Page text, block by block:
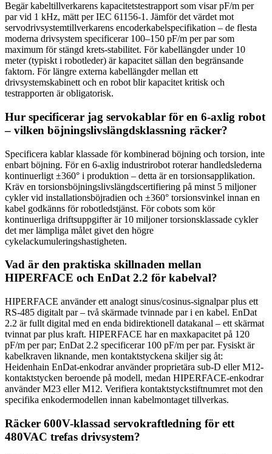
Begär kabeltillverkarens kapacitetstestrapport som visar pF/m per
par vid 1 kHz, mätt per IEC 61156-1. Jämför det värdet mot
servodrivsystemtillverkarens encoderkabelspecifikation – de flesta
moderna drivsystem specificerar 100–150 pF/m per par som
maximum för stängd krets-stabilitet. För kabellängder under 10
meter (typiskt i robotleder) är kapacitet sällan den begränsande
faktorn. För längre externa kabellängder mellan ett
drivsystemskabinett och en robot blir kapacitet kritisk och
testrapporten är obligatorisk.
Hur specificerar jag servokablar för en 6-axlig robot
– vilken böjningslivslängdsklassning räcker?
Specificera kablar klassade för kombinerad böjning och torsion, inte
enbart böjning. För en 6-axlig industrirobot roterar handledslederna
kontinuerligt ±360° i produktion – detta är en torsionsapplikation.
Kräv en torsionsböjningslivslängdscertifiering på minst 5 miljoner
cykler vid installationsböjradien och ±360° torsionsvinkel innan en
kabel godkänns för robotledstjänst. För cobots som kör
kontinuerliga driftsuppgifter är 10 miljoner torsionsklassade cykler
det mer lämpliga målet givet den högre
cykelackumuleringshastigheten.
Vad är den praktiska skillnaden mellan
HIPERFACE och EnDat 2.2 för kabelval?
HIPERFACE använder ett analogt sinus/cosinus-signalpar plus ett
RS-485 digitalt par – två skärmade tvinnade par i en kabel. EnDat
2.2 är fullt digital med en enda bidirektionell datakanal – ett skärmat
tvinnat par plus kraft. HIPERFACE har en maxkapacitet på 120
pF/m per par; EnDat 2.2 specificerar 100 pF/m per par. Fysiskt är
kabelkraven liknande, men kontaktstyckena skiljer sig åt:
Heidenhain EnDat-enkodrar använder proprietära sub-D eller M12-
kontaktstycken beroende på modell, medan HIPERFACE-enkodrar
använder M23 eller M12. Verifiera kontaktstyckstiftnumret mot den
specifika enkodermodellen innan kabelmontaget tillverkas.
Räcker 600V-klassad servokraftledning för ett
480VAC trefas drivsystem?